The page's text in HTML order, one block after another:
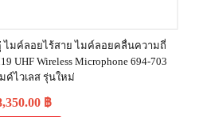
มค์ลอยไร้สาย ไมค์ลอยคลื่นความถี่
UHF Wireless Microphone 694-703
ค์ไวเลส รุ่นใหม่
฿